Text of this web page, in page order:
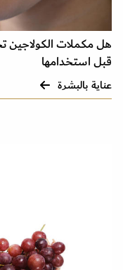
هل مكملات الكولاجين
قبل استخدامها
عناية بالبشرة